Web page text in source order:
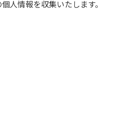
人情報を収集いたします。